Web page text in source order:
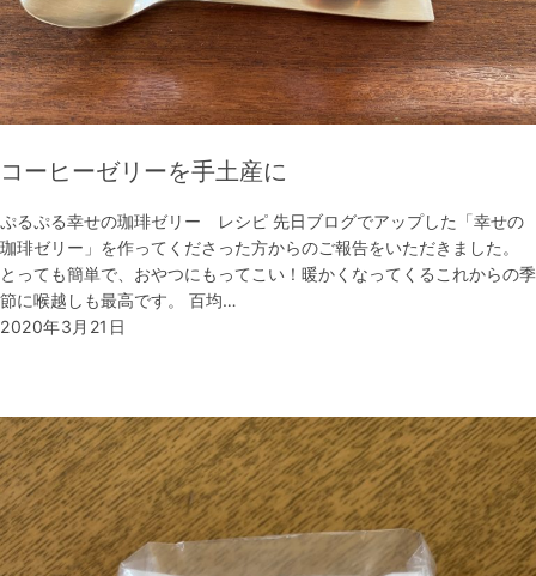
コーヒーゼリーを手土産に
ぷるぷる幸せの珈琲ゼリー レシピ 先日ブログでアップした「幸せの
珈琲ゼリー」を作ってくださった方からのご報告をいただきました。
とっても簡単で、おやつにもってこい！暖かくなってくるこれからの季
節に喉越しも最高です。 百均…
2020年3月21日